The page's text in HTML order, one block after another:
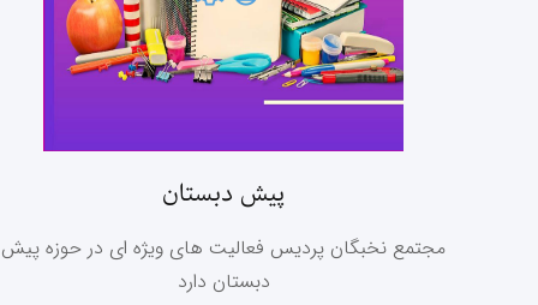
پیش دبستان
مجتمع نخبگان پردیس فعالیت های ویژه ای در حوزه پیش
دبستان دارد